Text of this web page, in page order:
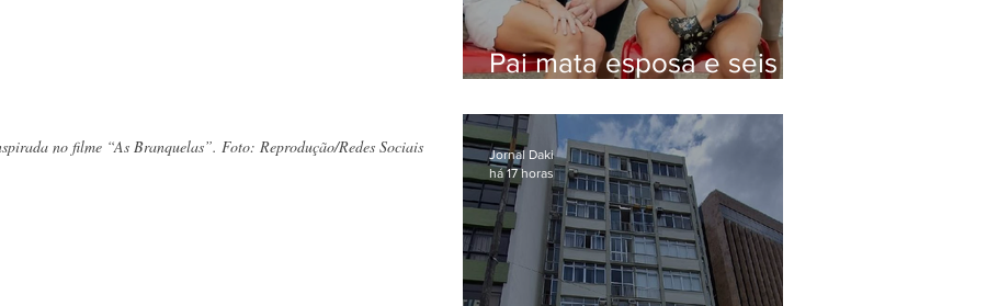
no filme “As Branquelas”. Foto: Reprodução/Redes Sociais
Pai mata esposa e seis
funeral
Jornal Daki
há 17 horas